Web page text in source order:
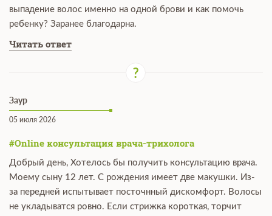
выпадение волос именно на одной брови и как помочь
ребенку? Заранее благодарна.
Читать ответ
Заур
05 июля 2026
#Online консультация врача-трихолога
Добрый день, Хотелось бы получить консультацию врача.
Моему сыну 12 лет. С рождения имеет две макушки. Из-
за передней испытывает посточнный дискомфорт. Волосы
не укладыватся ровно. Если стрижка короткая, торчит